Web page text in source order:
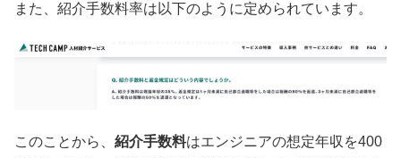
また、紹介手数料率は以下のように定められています。
このことから、 紹介手数料はエンジニアの想定年収を400